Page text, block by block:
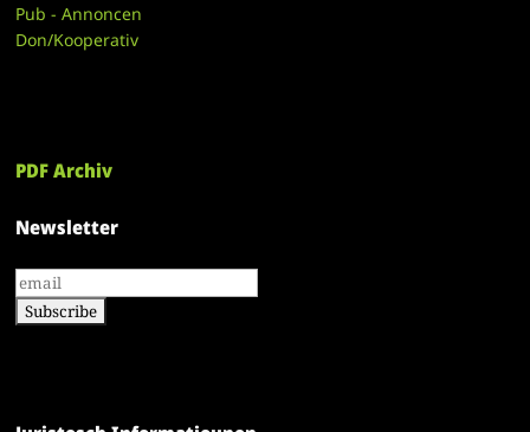
Pub - Annoncen
Don/Kooperativ
PDF Archiv
Newsletter